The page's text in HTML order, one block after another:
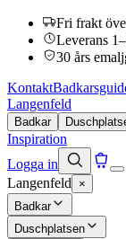
Fri frakt
Leverans
30 års
Kontakt
Langenfeld
Badkar
Inspiration
Logga in
Langenfeld
×
Badkar
Duschplatsen